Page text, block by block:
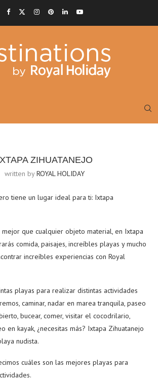
ZIHUATANEJO
written byROYAL HOLIDAY
tiene un lugar ideal para ti: Ixtapa
que cualquier objeto material, en Ixtapa
comida, paisajes, increíbles playas y mucho
increíbles experiencias con Royal
playas para realizar distintas actividades
caminar, nadar en marea tranquila, paseo
bucear, comer, visitar el cocodrilario,
en kayak, ¿necesitas más? Ixtapa Zihuatanejo
nudista.
cuáles son las mejores playas para